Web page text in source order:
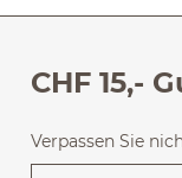
CHF 15,-
Verpassen Sie